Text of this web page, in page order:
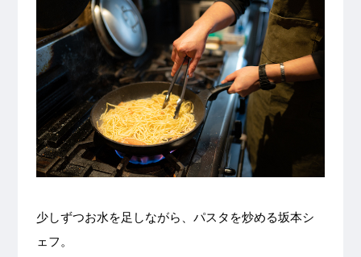
少しずつお水を足しながら、パスタを炒める坂本シ
ェフ。